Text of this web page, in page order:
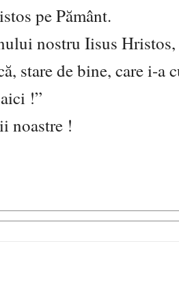
pe Pământ.
nostru Iisus Hristos,
stare de bine, care i-a
!”
noastre !